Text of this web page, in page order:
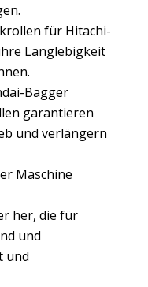
für Hitachi-
Langlebigkeit
Bagger
garantieren
und verlängern
Maschine
her, die für
und
und